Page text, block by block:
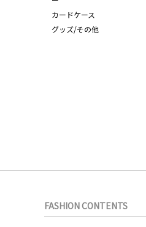
カードケース
グッズ/その他
FASHION CONTENTS